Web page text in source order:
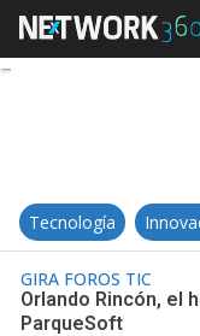
Tecnología
GIRA FOROS TIC
Orlando Rincón, el
ParqueSoft